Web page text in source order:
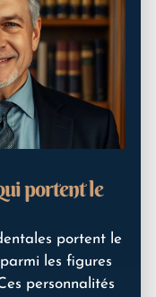
portent le
portent le
les figures
personnalités